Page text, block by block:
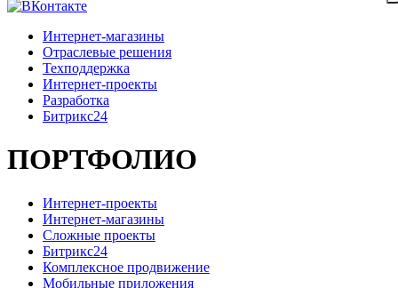
Интернет-магазины
Отраслевые решения
Техподдержка
Интернет-проекты
Разработка
Битрикс24
ПОРТФОЛИО
Интернет-проекты
Интернет-магазины
Сложные проекты
Битрикс24
Комплексное продвижение
Мобильные приложения